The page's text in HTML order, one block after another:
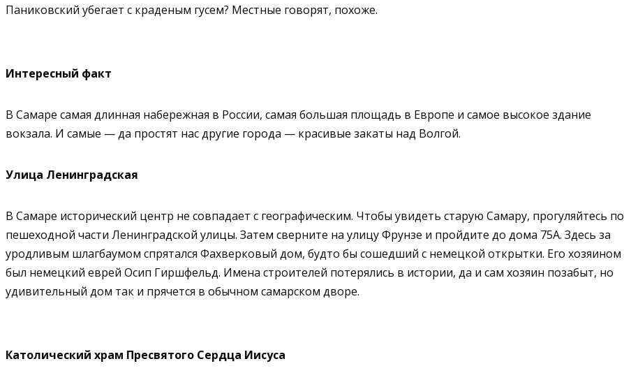
Паниковский убегает с краденым гусем? Местные говорят, похоже.
Интересный факт
В Самаре самая длинная набережная в России, самая большая площадь в Европе и самое высокое здание
вокзала. И самые — да простят нас другие города — красивые закаты над Волгой.
Улица Ленинградская
В Самаре исторический центр не совпадает с географическим. Чтобы увидеть старую Самару, прогуляйтесь по
пешеходной части Ленинградской улицы. Затем сверните на улицу Фрунзе и пройдите до дома 75A. Здесь за
уродливым шлагбаумом спрятался Фахверковый дом, будто бы сошедший с немецкой открытки. Его хозяином
был немецкий еврей Осип Гиршфельд. Имена строителей потерялись в истории, да и сам хозяин позабыт, но
удивительный дом так и прячется в обычном самарском дворе.
Католический храм Пресвятого Сердца Иисуса